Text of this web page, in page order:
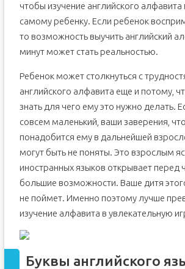
чтобы изучение английского
самому ребенку. Если ребенок
то возможность выучить английский
минут может стать реальностью.
Ребенок может столкнуться с
английского алфавита еще и потому,
знать для чего ему это нужно делать.
совсем маленький, ваши заверения,
понадобится ему в дальнейшей
могут быть не поняты. Это взрослым
иностранных языков открывает перед
большие возможности. Ваше дитя
не поймет. Именно поэтому лучше
изучение алфавита в увлекательную
Буквы английского